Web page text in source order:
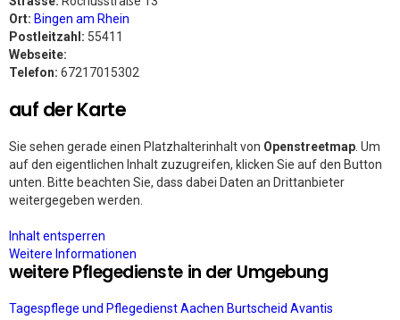
Ort: Bingen am Rhein
Postleitzahl: 55411
Webseite:
Telefon: 67217015302
auf der Karte
Sie sehen gerade einen Platzhalterinhalt von Openstreetmap . Um
auf den eigentlichen Inhalt zuzugreifen, klicken Sie auf den Button
unten. Bitte beachten Sie, dass dabei Daten an Drittanbieter
weitergegeben werden.
Inhalt entsperren
Weitere Informationen
weitere Pflegedienste in der Umgebung
Tagespflege und Pflegedienst Aachen Burtscheid Avantis